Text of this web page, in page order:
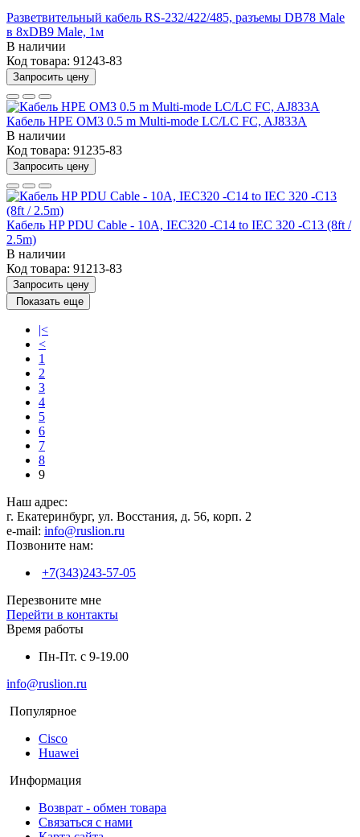
Разветвительный кабель RS-232/422/485, разъемы DB78 Male
в 8xDB9 Male, 1м
В наличии
Код товара: 91243-83
Запросить цену
Кабель HPE OM3 0.5 m Multi-mode LC/LC FC, AJ833A
В наличии
Код товара: 91235-83
Запросить цену
Кабель HP PDU Cable - 10A, IEC320 -C14 to IEC 320 -C13 (8ft /
2.5m)
В наличии
Код товара: 91213-83
Запросить цену
Показать еще
|<
<
1
2
3
4
5
6
7
8
9
Наш адрес:
г. Екатеринбург, ул. Восстания, д. 56, корп. 2
e-mail: info@ruslion.ru
Позвоните нам:
+7(343)243-57-05
Перезвоните мне
Перейти в контакты
Время работы
Пн-Пт. с 9-19.00
info@ruslion.ru
Популярное
Cisco
Huawei
Информация
Возврат - обмен товара
Связаться с нами